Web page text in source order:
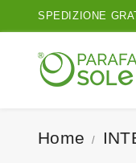
SPEDIZIONE
Home